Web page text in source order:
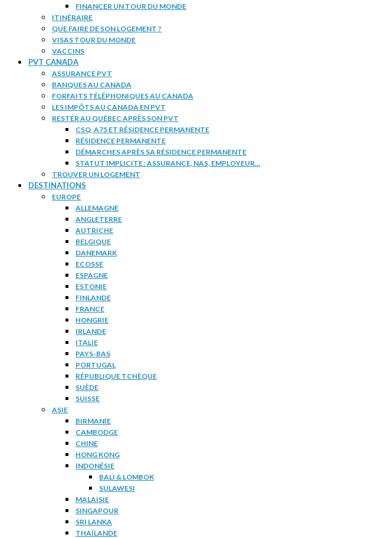
FINANCER UN TOUR DU MONDE
ITINÉRAIRE
QUE FAIRE DE SON LOGEMENT ?
VISAS TOUR DU MONDE
VACCINS
PVT CANADA
ASSURANCE PVT
BANQUES AU CANADA
FORFAITS TÉLÉPHONIQUES AU CANADA
LES IMPÔTS AU CANADA EN PVT
RESTER AU QUÉBEC APRÈS SON PVT
CSQ, A75 ET RÉSIDENCE PERMANENTE
RÉSIDENCE PERMANENTE
DÉMARCHES APRÈS SA RÉSIDENCE PERMANENTE
STATUT IMPLICITE : ASSURANCE, NAS, EMPLOYEUR…
TROUVER UN LOGEMENT
DESTINATIONS
EUROPE
ALLEMAGNE
ANGLETERRE
AUTRICHE
BELGIQUE
DANEMARK
ECOSSE
ESPAGNE
ESTONIE
FINLANDE
FRANCE
HONGRIE
IRLANDE
ITALIE
PAYS-BAS
PORTUGAL
RÉPUBLIQUE TCHÈQUE
SUÈDE
SUISSE
ASIE
BIRMANIE
CAMBODGE
CHINE
HONG KONG
INDONÉSIE
BALI & LOMBOK
SULAWESI
MALAISIE
SINGAPOUR
SRI LANKA
THAÏLANDE